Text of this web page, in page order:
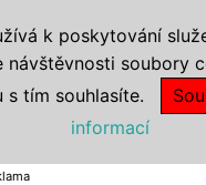
k poskytování
návštěvnosti soubory
tím souhlasíte.
informací